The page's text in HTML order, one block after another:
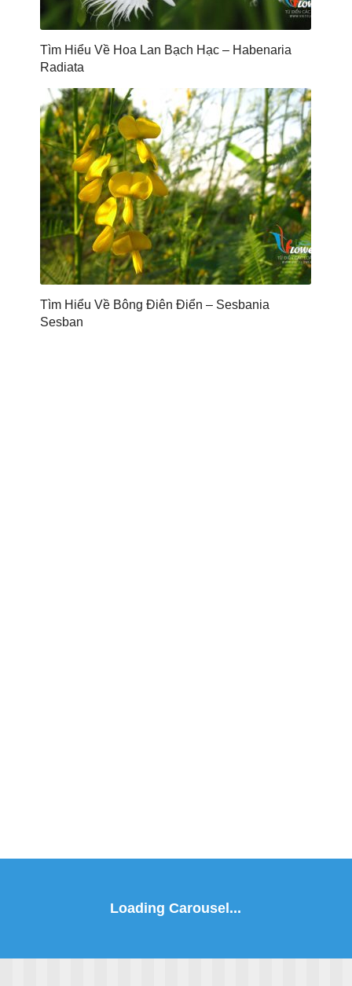
Tìm Hiểu Về Hoa Lan Bạch Hạc – Habenaria
Radiata
Tìm Hiểu Về Bông Điên Điển – Sesbania
Sesban